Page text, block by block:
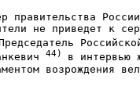
России
не приведет к
44) в интервью
возрождения